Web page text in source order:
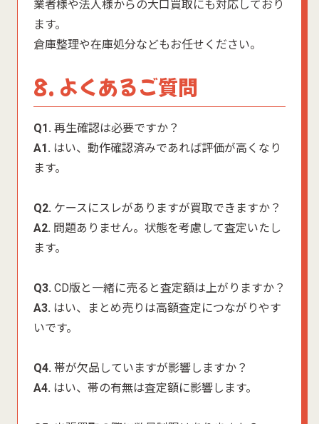
業者様や法人様からの大口買取にも対応しており
ます。
倉庫整理や在庫処分などもお任せください。
8. よくあるご質問
Q1. 再生確認は必要ですか？
A1. はい、動作確認済みであれば評価が高くなり
ます。
Q2. ケースにスレがありますが買取できますか？
A2. 問題ありません。状態を考慮して査定いたし
ます。
Q3. CD版と一緒に売ると査定額は上がりますか？
A3. はい、まとめ売りは高額査定につながりやす
いです。
Q4. 帯が欠品していますが影響しますか？
A4. はい、帯の有無は査定額に影響します。